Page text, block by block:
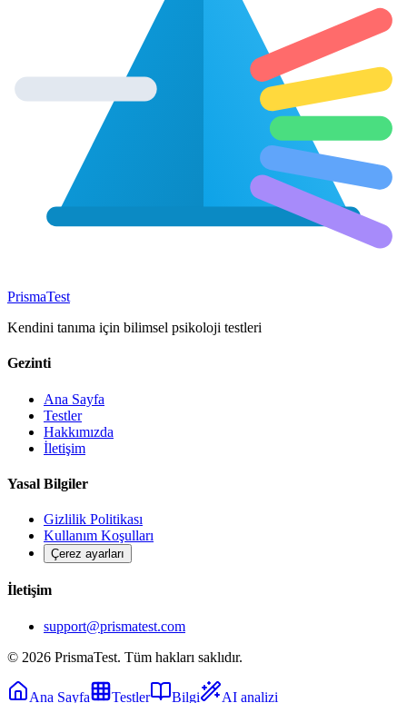
PrismaTest
Kendini tanıma için bilimsel psikoloji testleri
Gezinti
Ana Sayfa
Testler
Hakkımızda
İletişim
Yasal Bilgiler
Gizlilik Politikası
Kullanım Koşulları
Çerez ayarları
İletişim
support@prismatest.com
© 2026 PrismaTest. Tüm hakları saklıdır.
Ana Sayfa Testler Bilgi AI analizi